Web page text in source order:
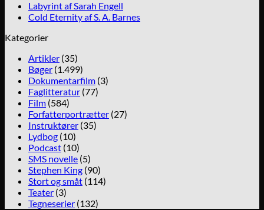
Labyrint af Sarah Engell
Cold Eternity af S. A. Barnes
Kategorier
Artikler (35)
Bøger (1.499)
Dokumentarfilm (3)
Faglitteratur (77)
Film (584)
Forfatterportrætter (27)
Instruktører (35)
Lydbog (10)
Podcast (10)
SMS novelle (5)
Stephen King (90)
Stort og småt (114)
Teater (3)
Tegneserier (132)